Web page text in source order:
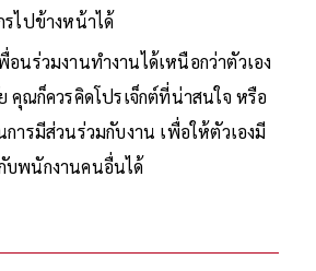
ไปข้างหน้าได้
นร่วมงานทำงานได้เหนือกว่าตัวเอง
คุณก็ควรคิดโปรเจ็กต์ที่น่าสนใจ หรือ
ารมีส่วนร่วมกับงาน เพื่อให้ตัวเองมี
บพนักงานคนอื่นได้